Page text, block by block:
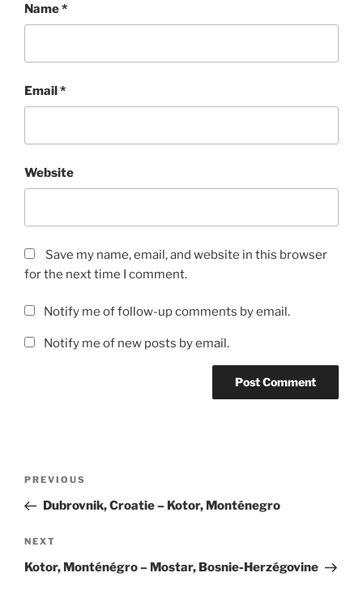
Name*
Email*
Website
Save my name, email, and website in this browser
for the next time I comment.
Notify me of follow-up comments by email.
Notify me of new posts by email.
Previous
Post
PREVIOUS
Dubrovnik, Croatie – Kotor, Monténegro
Next
Post
NEXT
Kotor, Monténégro – Mostar, Bosnie-Herzégovine